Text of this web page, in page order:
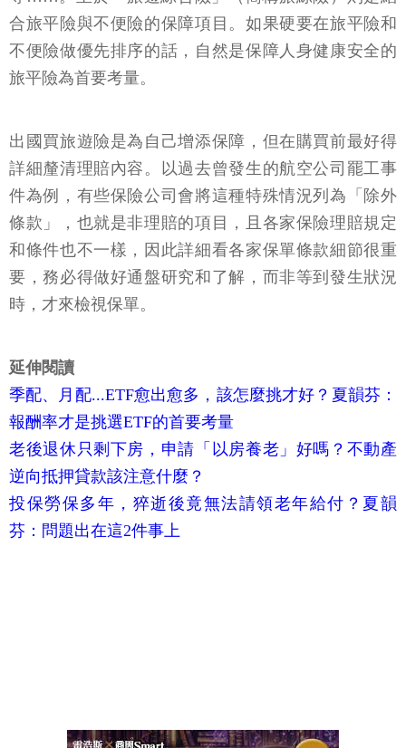
合旅平險與不便險的保障項目。如果硬要在旅平險和
不便險做優先排序的話，自然是保障人身健康安全的
旅平險為首要考量。
出國買旅遊險是為自己增添保障，但在購買前最好得
詳細釐清理賠內容。以過去曾發生的航空公司罷工事
件為例，有些保險公司會將這種特殊情況列為「除外
條款」，也就是非理賠的項目，且各家保險理賠規定
和條件也不一樣，因此詳細看各家保單條款細節很重
要，務必得做好通盤研究和了解，而非等到發生狀況
時，才來檢視保單。
延伸閱讀
季配、月配...ETF愈出愈多，該怎麼挑才好？夏韻芬：
報酬率才是挑選ETF的首要考量
老後退休只剩下房，申請「以房養老」好嗎？不動產
逆向抵押貸款該注意什麼？
投保勞保多年，猝逝後竟無法請領老年給付？夏韻
芬：問題出在這2件事上